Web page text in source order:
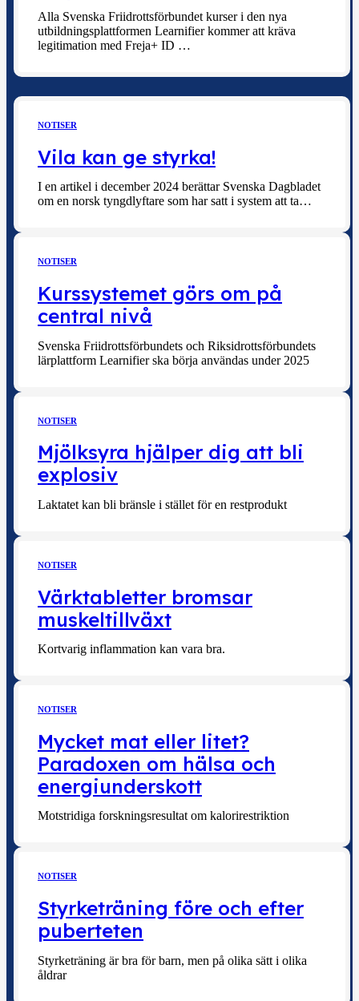
Alla Svenska Friidrottsförbundet kurser i den nya
utbildningsplattformen Learnifier kommer att kräva
legitimation med Freja+ ID …
NOTISER
Vila kan ge styrka!
I en artikel i december 2024 berättar Svenska Dagbladet
om en norsk tyngdlyftare som har satt i system att ta…
NOTISER
Kurssystemet görs om på
central nivå
Svenska Friidrottsförbundets och Riksidrottsförbundets
lärplattform Learnifier ska börja användas under 2025
NOTISER
Mjölksyra hjälper dig att bli
explosiv
Laktatet kan bli bränsle i stället för en restprodukt
NOTISER
Värktabletter bromsar
muskeltillväxt
Kortvarig inflammation kan vara bra.
NOTISER
Mycket mat eller litet?
Paradoxen om hälsa och
energiunderskott
Motstridiga forskningsresultat om kalorirestriktion
NOTISER
Styrketräning före och efter
puberteten
Styrketräning är bra för barn, men på olika sätt i olika
åldrar